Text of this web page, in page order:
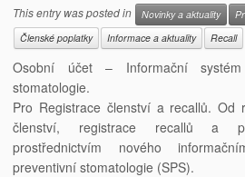
This entry was posted in Novinky a aktuality
Členské poplatky Informace a aktuality Recall
Osobní účet – Informační systém
stomatologie.
Pro Registrace členství a recallů. Od
členství, registrace recallů a
prostřednictvím nového
preventivní stomatologie (SPS).